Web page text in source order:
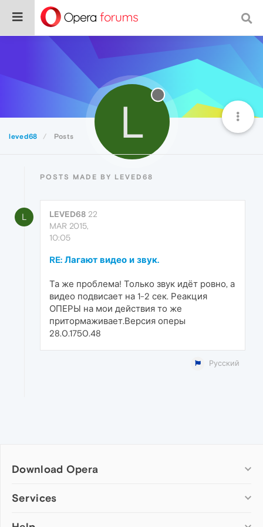
leved68 Posts L
POSTS MADE BY LEVED68
L LEVED68 22
MAR 2015,
10:05
RE: Лагают видео и звук.
Та же проблема! Только звук идёт ровно, а
видео подвисает на 1-2 сек. Реакция
ОПЕРЫ на мои действия то же
притормаживает.Версия оперы
28.0.1750.48
Русский
Download Opera
Computer browsers
Services